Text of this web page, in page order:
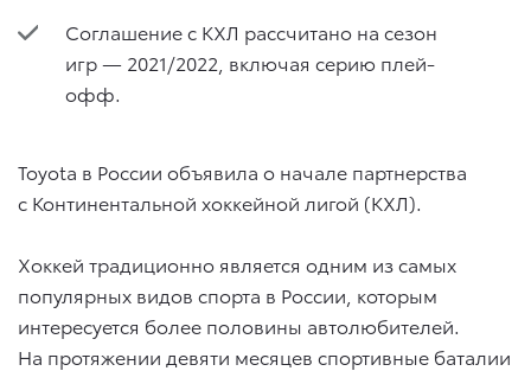
Соглашение с КХЛ рассчитано на сезон
игр — 2021/2022, включая серию плей-
офф.
Toyota в России объявила о начале партнерства
с Континентальной хоккейной лигой (КХЛ).
Хоккей традиционно является одним из самых
популярных видов спорта в России, которым
интересуется более половины автолюбителей.
На протяжении девяти месяцев спортивные баталии